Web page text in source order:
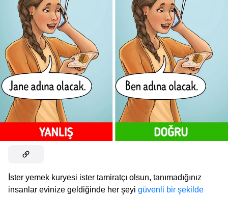
İster yemek kuryesi ister tamiratçı olsun, tanımadığınız
insanlar evinize geldiğinde her şeyi güvenli bir şekilde